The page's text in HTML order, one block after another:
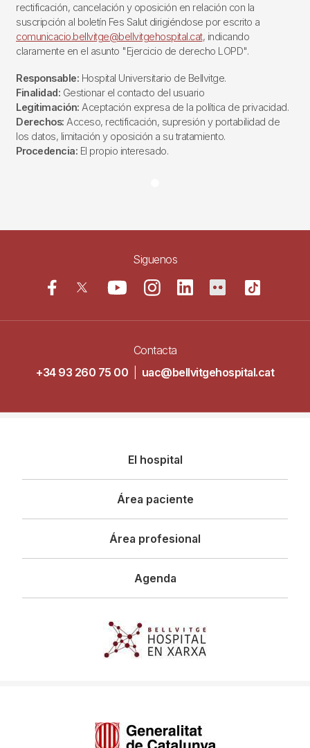
rectificación, cancelación y oposición en relación con la
suscripción al boletín Fes Salut dirigiéndose por escrito a
comunicacio.bellvitge@bellvitgehospital.cat, indicando
claramente en el asunto "Ejercicio de derecho LOPD".
Responsable: Hospital Universitario de Bellvitge.
Finalidad: Gestionar el contacto del usuario
Legitimación: Aceptación expresa de la política de privacidad.
Derechos: Acceso, rectificación, supresión y portabilidad de
los datos, limitación y oposición a su tratamiento.
Procedencia: El propio interesado.
Siguenos
Contacta
+34 93 260 75 00
uac@bellvitgehospital.cat
principal
El hospital
Área paciente
Área profesional
Agenda